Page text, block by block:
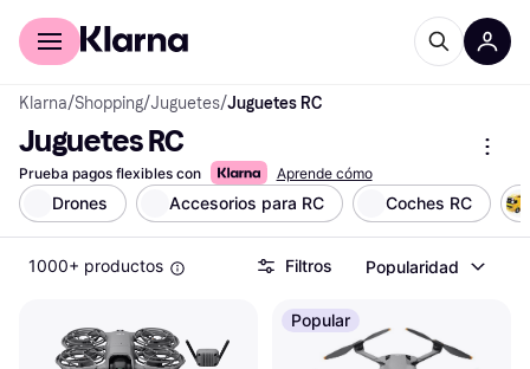
Comprar con Klarna
Klarna/Shopping/Juguetes/Juguetes RC
Juguetes RC
Prueba pagos flexibles con Aprende cómo
Drones Accesorios para RC Coches RC
1000+ productos Filtros Popularidad
Popular